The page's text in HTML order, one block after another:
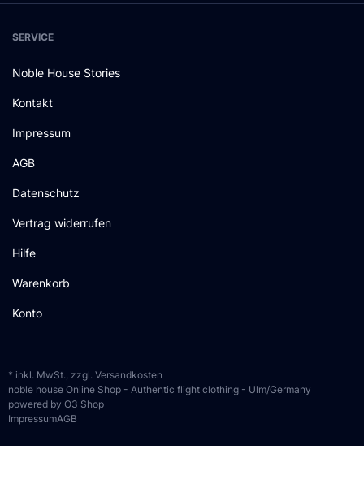
SERVICE
Noble House Stories
Kontakt
Impressum
AGB
Datenschutz
Vertrag widerrufen
Hilfe
Warenkorb
Konto
* inkl. MwSt., zzgl. Versandkosten
noble house Online Shop - Authentic flight clothing - Ulm/Germany
powered by O3 Shop
ImpressumAGB